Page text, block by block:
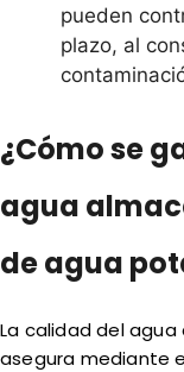
pueden
plazo, al
¿Cómo se
agua
de agua
La calidad del
asegura mediante